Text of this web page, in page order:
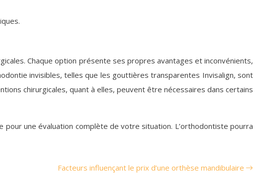
Chaque option présente ses propres avantages et inconvénients,
invisibles, telles que les gouttières transparentes Invisalign, sont
chirurgicales, quant à elles, peuvent être nécessaires dans certains
une évaluation complète de votre situation. L’orthodontiste pourra
Facteurs influençant le prix d’une orthèse mandibulaire